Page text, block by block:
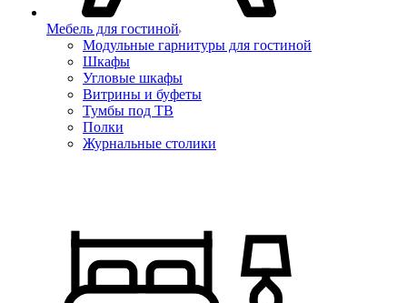
Мебель для гостиной
Модульные гарнитуры для гостиной
Шкафы
Угловые шкафы
Витрины и буфеты
Тумбы под ТВ
Полки
Журнальные столики